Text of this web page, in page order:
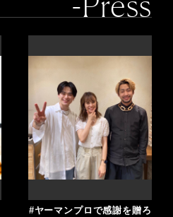
#ヤーマンプロで感謝を贈ろ